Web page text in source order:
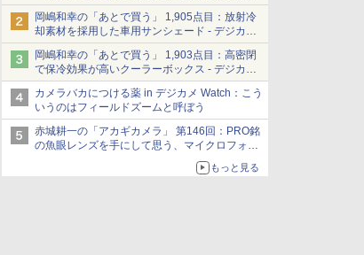
カメラデフォルトのJPEGを大切にする
「Filmator」
岡嶋和幸の「あとで買う」 1,905点目：放射冷
却素材を採用した車用サンシェード - デジカメ
Watch
岡嶋和幸の「あとで買う」 1,903点目：高密閉
で保冷効果が高いクーラーボックス - デジカメ
Watch
カメラバカにつける薬 in デジカメ Watch：こう
いうのはフィールドズームと呼ぼう
赤城耕一の「アカギカメラ」 第146回：PRO銘
の魚眼レンズを手にして思う、マイクロフォー
もっと見る